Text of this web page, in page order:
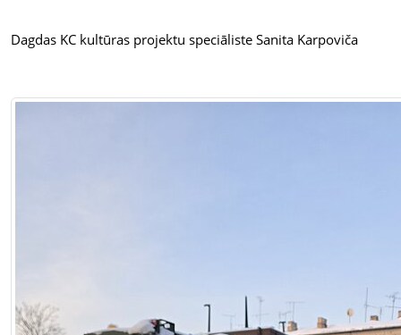
Dagdas KC kultūras projektu speciāliste Sanita Karpoviča